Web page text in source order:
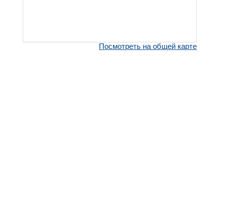
Посмотреть на общей карте